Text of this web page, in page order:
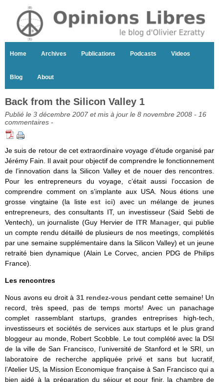
Home Archives Publications Podcasts Videos
Blog About
Back from the Silicon Valley 1
Publié le 3 décembre 2007 et mis à jour le 8 novembre 2008 - 16
commentaires -
Je suis de retour de cet extraordinaire voyage d’étude organisé par
Jérémy Fain. Il avait pour objectif de comprendre le fonctionnement
de l’innovation dans la Silicon Valley et de nouer des rencontres.
Pour les entrepreneurs du voyage, c’était aussi l’occasion de
comprendre comment on s’implante aux USA. Nous étions une
grosse vingtaine (la listeest ici) avec un mélange de jeunes
entrepreneurs, des consultants IT, un investisseur (Said Sebti de
Ventech), un journaliste (Guy Hervier de ITR Manager, qui publie
un compte rendu détaillé de plusieurs de nos meetings, complétés
par une semaine supplémentaire dans la Silicon Valley) et un jeune
retraité bien dynamique (Alain Le Corvec, ancien PDG de Philips
France).
Les rencontres
Nous avons eu droit à 31 rendez-vous pendant cette semaine! Un
record, très speed, pas de temps morts! Avec un panachage
complet rassemblant startups, grandes entreprises high-tech,
investisseurs et sociétés de services aux startups et le plus grand
bloggeur au monde, Robert Scobble. Le tout complété avec la DSI
de la ville de San Francisco, l’université de Stanford et le SRI, un
laboratoire de recherche appliquée privé et sans but lucratif,
l’Atelier US, la Mission Economique française à San Francisco qui a
bien aidé à la préparation du séjour et pour finir, la chambre de